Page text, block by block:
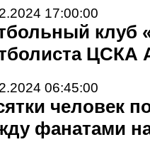
17:00:00
клуб
ЦСКА
06:45:00
человек
фанатами